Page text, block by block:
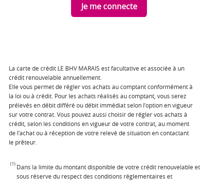
Je me connecte
La carte de crédit LE BHV MARAIS est facultative et associée à un
crédit renouvelable annuellement.
Elle vous permet de régler vos achats au comptant conformément à
la loi ou à crédit. Pour les achats réalisés au comptant, vous serez
prélevés en débit différé ou débit immédiat selon l’option en vigueur
sur votre contrat. Vous pouvez aussi choisir de régler vos achats à
crédit, selon les conditions en vigueur de votre contrat, au moment
de l’achat ou à réception de votre relevé de situation en contactant
le prêteur.
(1) Dans la limite du montant disponible de votre crédit renouvelable et
sous réserve du respect des conditions réglementaires et